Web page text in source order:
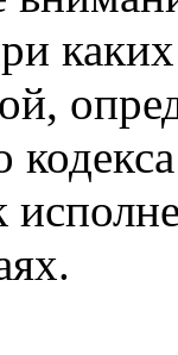
каких